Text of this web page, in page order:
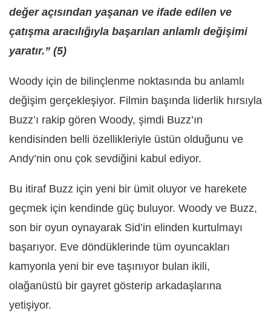
değer açısından yaşanan ve ifade edilen ve
çatışma aracılığıyla başarılan anlamlı değişimi
yaratır.” (5)
Woody için de bilinçlenme noktasında bu anlamlı
değişim gerçekleşiyor. Filmin başında liderlik hırsıyla
Buzz’ı rakip gören Woody, şimdi Buzz’ın
kendisinden belli özellikleriyle üstün olduğunu ve
Andy’nin onu çok sevdiğini kabul ediyor.
Bu itiraf Buzz için yeni bir ümit oluyor ve harekete
geçmek için kendinde güç buluyor. Woody ve Buzz,
son bir oyun oynayarak Sid’in elinden kurtulmayı
başarıyor. Eve döndüklerinde tüm oyuncakları
kamyonla yeni bir eve taşınıyor bulan ikili,
olağanüstü bir gayret gösterip arkadaşlarına
yetişiyor.